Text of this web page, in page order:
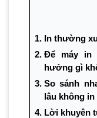
In thường
Để máy in
hưởng gì
So sánh
lâu không in
Lời khuyên